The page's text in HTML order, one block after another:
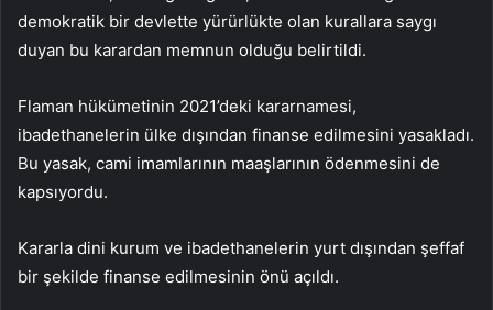
demokratik bir devlette yürürlükte olan kurallara saygı
duyan bu karardan memnun olduğu belirtildi.
Flaman hükümetinin 2021’deki kararnamesi,
ibadethanelerin ülke dışından finanse edilmesini yasakladı.
Bu yasak, cami imamlarının maaşlarının ödenmesini de
kapsıyordu.
Kararla dini kurum ve ibadethanelerin yurt dışından şeffaf
bir şekilde finanse edilmesinin önü açıldı.